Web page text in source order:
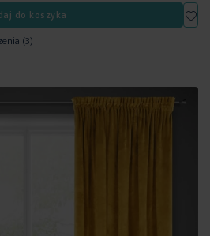
do koszyka
(3)